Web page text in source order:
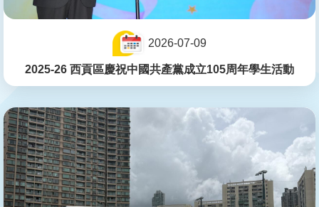
2026-07-09
2025-26 西貢區慶祝中國共產黨成立105周年學生活動